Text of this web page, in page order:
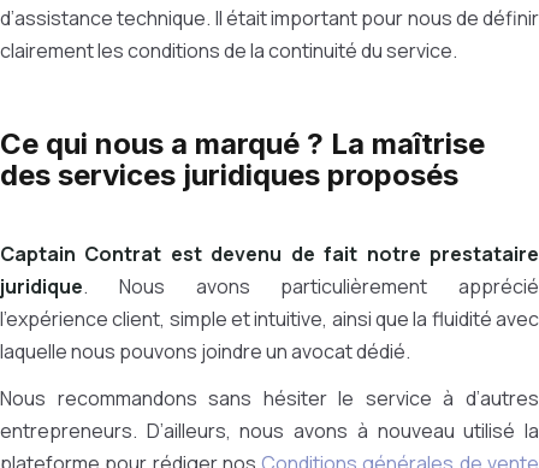
d’assistance technique. Il était important pour nous de définir
clairement les conditions de la continuité du service.
Ce qui nous a marqué ? La maîtrise
des services juridiques proposés
Captain Contrat est devenu de fait notre prestataire
juridique. Nous avons particulièrement apprécié
l’expérience client, simple et intuitive, ainsi que la fluidité avec
laquelle nous pouvons joindre un avocat dédié.
Nous recommandons sans hésiter le service à d’autres
entrepreneurs. D’ailleurs, nous avons à nouveau utilisé la